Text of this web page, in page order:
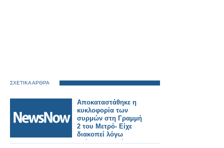
ΣΧΕΤΙΚΑ ΑΡΘΡΑ
Αποκαταστάθηκε η
κυκλοφορία των
συρμών στη Γραμμή
2 του Μετρό- Είχε
διακοπεί λόγω
ατόμου στη σήραγγα.